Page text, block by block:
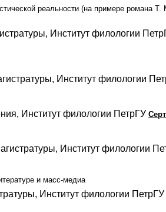
реальности (на примере романа Т.
Институт филологии
Институт филологии
Институт филологии ПетрГУ
Институт филологии
и масс-медиа
Институт филологии ПетрГУ